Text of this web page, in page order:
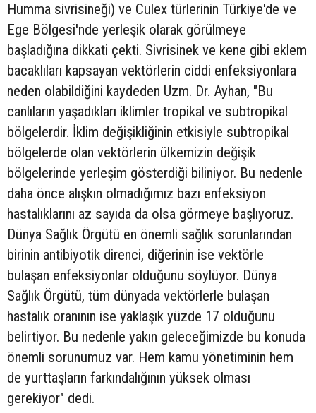
Humma sivrisineği) ve Culex türlerinin Türkiye'de ve
Ege Bölgesi'nde yerleşik olarak görülmeye
başladığına dikkati çekti. Sivrisinek ve kene gibi eklem
bacaklıları kapsayan vektörlerin ciddi enfeksiyonlara
neden olabildiğini kaydeden Uzm. Dr. Ayhan, "Bu
canlıların yaşadıkları iklimler tropikal ve subtropikal
bölgelerdir. İklim değişikliğinin etkisiyle subtropikal
bölgelerde olan vektörlerin ülkemizin değişik
bölgelerinde yerleşim gösterdiği biliniyor. Bu nedenle
daha önce alışkın olmadığımız bazı enfeksiyon
hastalıklarını az sayıda da olsa görmeye başlıyoruz.
Dünya Sağlık Örgütü en önemli sağlık sorunlarından
birinin antibiyotik direnci, diğerinin ise vektörle
bulaşan enfeksiyonlar olduğunu söylüyor. Dünya
Sağlık Örgütü, tüm dünyada vektörlerle bulaşan
hastalık oranının ise yaklaşık yüzde 17 olduğunu
belirtiyor. Bu nedenle yakın geleceğimizde bu konuda
önemli sorunumuz var. Hem kamu yönetiminin hem
de yurttaşların farkındalığının yüksek olması
gerekiyor" dedi.